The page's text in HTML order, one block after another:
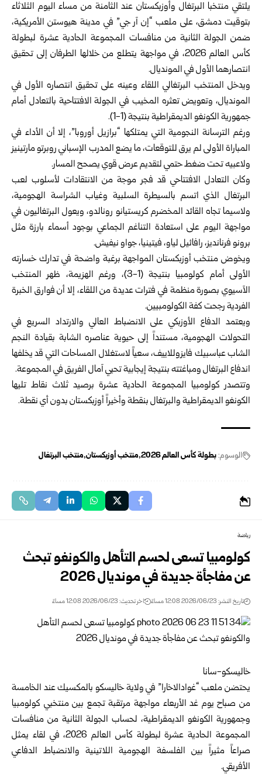
يلتقي منتخبا البرتغال وأوزبكستان عند الثامنة من مساء اليوم الثلاثاء
بتوقيت دمشق، على ملعب “إن آر جي” في مدينة هيوستن الأمريكية،
ضمن الجولة الثانية من منافسات المجموعة الحادية عشرة لبطولة
كأس العالم 2026، في مواجهة يتطلع من خلالها الطرفان إلى تحقيق
انتصارهما الأول في المونديال.
ويدخل المنتخب البرتغالي اللقاء وعينه على تحقيق انتصاره الأول في
المونديال، وتعويض تعثره المخيب في الجولة الافتتاحية بالتعادل أمام
جمهورية الكونغو الديمقراطية بنتيجة (1-1).
ورغم الترسانة النجومية التي يمتلكها “برازيل أوروبا”، إلا أن الأداء في
المباراة الأولى لم يرق للتوقعات، ما يضع المدرب الإسباني روبرتو مارتينيز
ولاعبيه تحت ضغط حتمي لتقديم عرض قوي يصحح المسار.
وكان التعادل الافتتاحي قد فجر موجة من الانتقادات لأسلوب لعب
البرتغال الذي اتسم بالسيطرة السلبية وغياب الشراسة الهجومية،
ولاسيما تجاه القائد المخضرم كريستيانو رونالدو، ويعول البرتغاليون في
مواجهة اليوم على استعادة التناغم الجماعي بوجود أسماء بارزة مثل
برونو فرنانديز، رافائيل لياو، فيتينيا، جواو نيفيش.
ويخوض منتخب أوزبكستان المواجهة برغبة واضحة في تدارك خسارته
الأولى أمام كولومبيا بنتيجة (1-3)، ورغم الهزيمة، ظهر المنتخب
الآسيوي بصورة منظمة في فترات عديدة من اللقاء، إلا أن فوارق الخبرة
الفردية رجحت كفة الكولومبيين.
ويعتمد الدفاع الأوزبكي على الانضباط العالي والارتداد السريع في
التحولات الهجومية، مستنداً إلى حيوية عناصره الشابة بقيادة النجم
الشاب عباسبيك فايزوللاييف، سعياً لاستغلال المساحات التي قد يخلفها
اندفاع البرتغال ومباغتته بنتيجة إيجابية تحيي آمال الفريق في المجموعة.
وتتصدر كولومبيا المجموعة الحادية عشرة برصيد ثلاث نقاط تليها
الكونغو الديمقراطية والبرتغال بنقطة وأخيراً أوزبكستان بدون أي نقطة.
الوسوم:بطولة كأس العالم 2026 منتخب أوزبكستان منتخب البرتغال
رياضة
كولومبيا تسعى لحسم التأهل والكونغو تبحث
عن مفاجأة جديدة في مونديال 2026
تاريخ النشر: 2026/06/23 12:08 مساءً اخر تحديث: 2026/06/23 12:08 مساءً
خاليسكو-سانا
يحتضن ملعب “غوادالاخارا” في ولاية خاليسكو بالمكسيك عند الخامسة
من صباح يوم غد الأربعاء مواجهة مرتقبة تجمع بين منتخبي كولومبيا
وجمهورية الكونغو الديمقراطية، لحساب الجولة الثانية من منافسات
المجموعة الحادية عشرة لبطولة كأس العالم 2026، في لقاء يمثل
صراعاً مثيراً بين الفلسفة الهجومية اللاتينية والانضباط الدفاعي
الأفريقي.